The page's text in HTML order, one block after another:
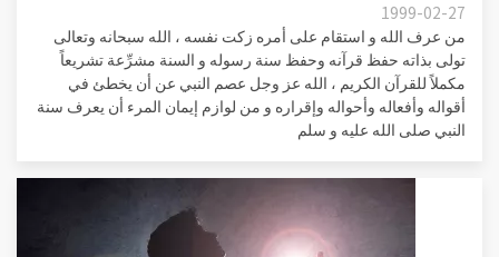
1999-02-27
من عرف الله و استقام على أمره زكت نفسه ، الله سبحانه وتعالى
تولى بذاته حفظ قرآنه وحفظ سنة رسوله و السنة مشرِّعة تشريعاً
مكملاً للقرآن الكريم ، الله عز وجل عصم النبي عن أن يخطئ في
أقواله وأفعاله وأحواله وإقراره و من لوازم إيمان المرء أن يعرف سنة
النبي صلى الله عليه و سلم